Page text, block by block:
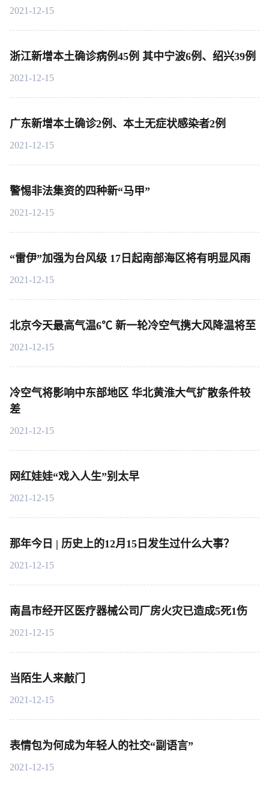
2021-12-15
浙江新增本土确诊病例45例 其中宁波6例、绍兴39例
2021-12-15
广东新增本土确诊2例、本土无症状感染者2例
2021-12-15
警惕非法集资的四种新“马甲”
2021-12-15
“雷伊”加强为台风级 17日起南部海区将有明显风雨
2021-12-15
北京今天最高气温6℃ 新一轮冷空气携大风降温将至
2021-12-15
冷空气将影响中东部地区 华北黄淮大气扩散条件较
差
2021-12-15
网红娃娃“戏入人生”别太早
2021-12-15
那年今日 | 历史上的12月15日发生过什么大事？
2021-12-15
南昌市经开区医疗器械公司厂房火灾已造成5死1伤
2021-12-15
当陌生人来敲门
2021-12-15
表情包为何成为年轻人的社交“副语言”
2021-12-15